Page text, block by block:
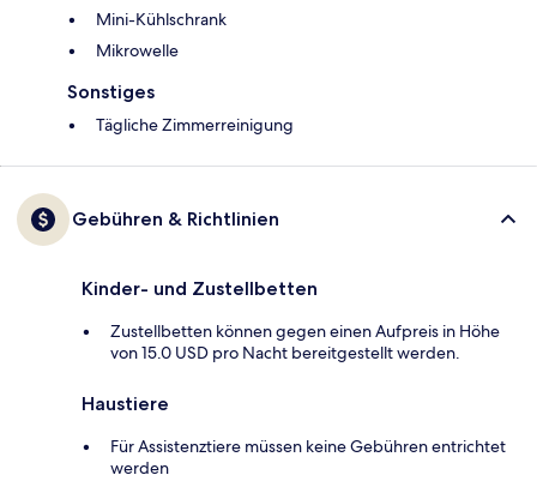
Mini-Kühlschrank
Mikrowelle
Sonstiges
Tägliche Zimmerreinigung
Gebühren & Richtlinien
Kinder- und Zustellbetten
Zustellbetten können gegen einen Aufpreis in Höhe
von 15.0 USD pro Nacht bereitgestellt werden.
Haustiere
Für Assistenztiere müssen keine Gebühren entrichtet
werden